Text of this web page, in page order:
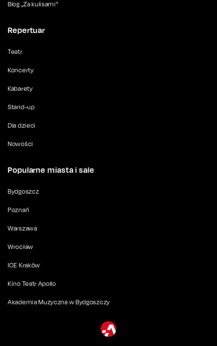
Blog „Za kulisami”
Repertuar
Teatr
Koncerty
Kabarety
Stand-up
Dla dzieci
Nowości
Popularne miasta i sale
Bydgoszcz
Poznań
Warszawa
Wrocław
ICE Kraków
Kino Teatr Apollo
Akademia Muzyczna w Bydgoszczy